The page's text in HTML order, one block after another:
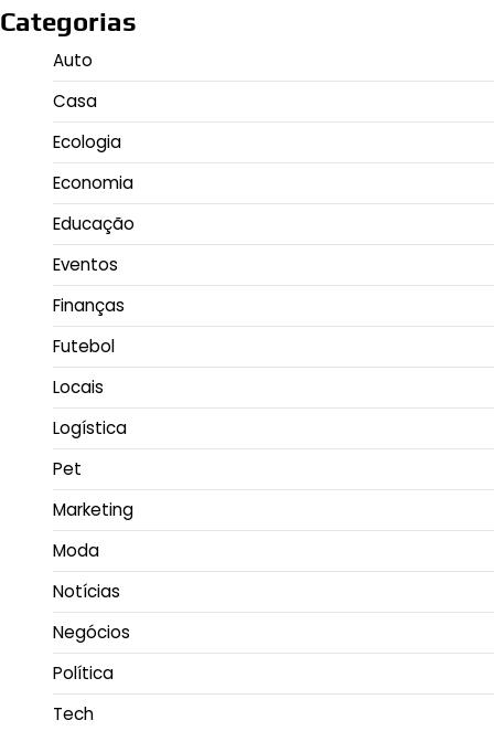
Categorias
Auto
Casa
Ecologia
Economia
Educação
Eventos
Finanças
Futebol
Locais
Logística
Pet
Marketing
Moda
Notícias
Negócios
Política
Tech